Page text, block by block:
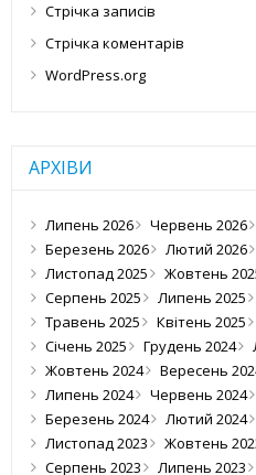
Стрічка записів
Стрічка коментарів
WordPress.org
АРХІВИ
Липень 2026 Червень 2026
Березень 2026
Лютий 2026
Листопад 2025
Жовтень
Серпень 2025
Липень 2025
Травень 2025
Квітень 2025
Січень 2025
Грудень 2024
Жовтень 2024
Вересень
Липень 2024
Червень 2024
Березень 2024
Лютий 2024
Листопад 2023
Жовтень
Серпень 2023
Липень 2023